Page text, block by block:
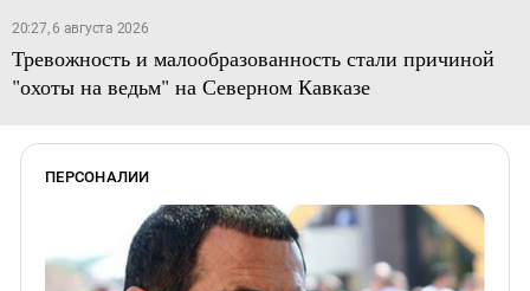
20:27, 6 августа 2026
Тревожность и малообразованность стали причиной
"охоты на ведьм" на Северном Кавказе
ПЕРСОНАЛИИ